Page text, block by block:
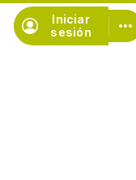
Iniciar
sesión